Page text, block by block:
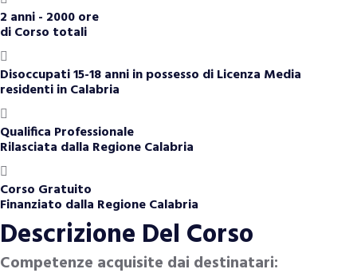
2 anni - 2000 ore
di Corso totali
Disoccupati 15-18 anni in possesso di Licenza Media
residenti in Calabria
Qualifica Professionale
Rilasciata dalla Regione Calabria
Corso Gratuito
Finanziato dalla Regione Calabria
Descrizione Del Corso
Competenze acquisite dai destinatari: